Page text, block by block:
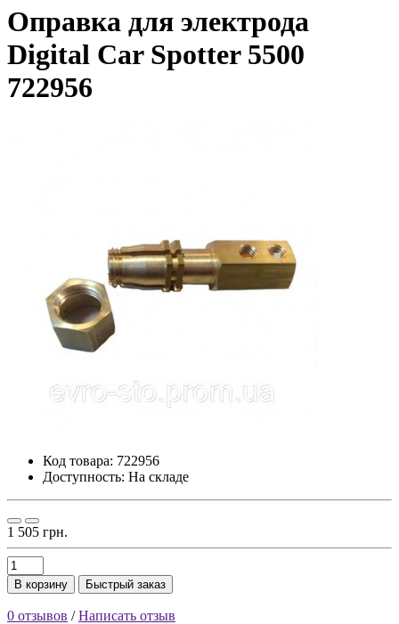
Оправка для электрода
Digital Car Spotter 5500
722956
Код товара: 722956
Доступность: На складе
1 505 грн.
В корзину Быстрый заказ
0 отзывов /Написать отзыв